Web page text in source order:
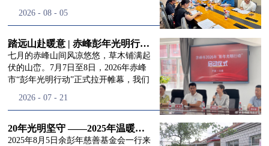
徐滨先生；副理事长兼秘书长彭志兵先
生、李玲辉先生、郭启兴先生及梅鑫先
生，现场列席人员:监事孙海跃先生，联
合党支部书记曾层同志。本次会议由理
事长徐滨主持，会议出席人数超过理事
换届会议严格按照基金会章程规定流程
同回顾了基金会过往任期内在助学兴
教、医疗救助、公益事业普惠等多个领
2026 - 08 - 05
踏远山赴暖意 | 赤峰彭年光明行动启程，入户回访接住乡亲眼底的光亮
七月的赤峰山间风凉悠悠，草木铺满起
伏的山峦。7月7日至8日，2026年赤峰
市“彭年光明行动”正式拉开帷幕，我们
土地，赴一场延续了二十一年的光明之
残联唐婷婷理事长到场参与本次启动活
动，由衷肯定了基金会坚持二十一年深
2026 - 07 - 21
20年光明坚守 ——2025年温暖启程“彭年光明行动”内蒙赤峰
2025年8月5日余彭年慈善基金会一行来
动
道>>